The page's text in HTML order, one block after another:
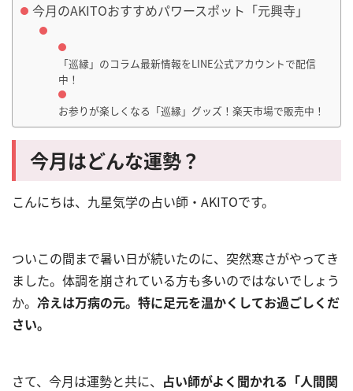
今月のAKITOおすすめパワースポット「元興寺」
「巡縁」のコラム最新情報をLINE公式アカウントで配信
中！
お参りが楽しくなる「巡縁」グッズ！楽天市場で販売中！
今月はどんな運勢？
こんにちは、九星気学の占い師・ AKITOです。
ついこの間まで暑い日が続いたのに、突然寒さがやってき
ました。体調を崩されている方も多いのではないでしょう
か。 冷えは万病の元。特に足元を温かくしてお過ごしくだ
さい。
さて、今月は運勢と共に、 占い師がよく聞かれる「人間関